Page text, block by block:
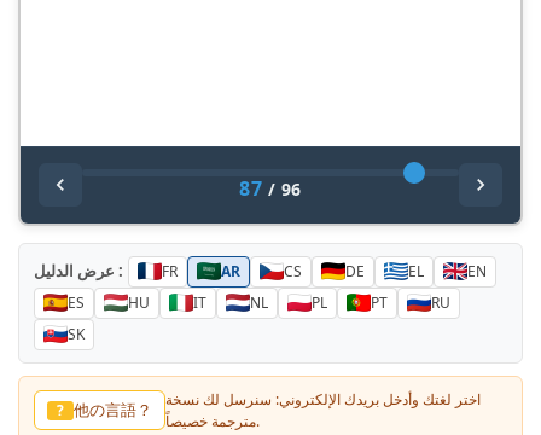
87 / 96
عرض الدليل : FR AR CS DE EL
EN
ES
HU IT NL PL PT
RU
SK
? 他の言語？
اختر لغتك وأدخل بريدك الإلكتروني: سنرسل لك نسخة
مترجمة خصيصاً.